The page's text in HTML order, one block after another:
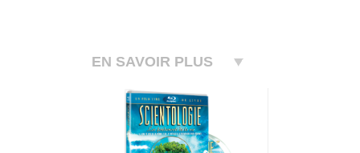
EN SAVOIR PLUS